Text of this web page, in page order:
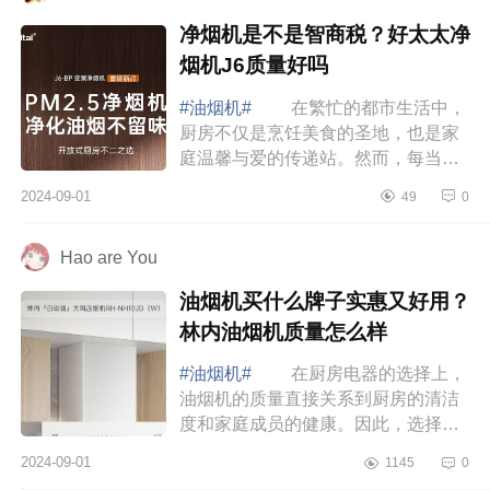
净烟机是不是智商税？好太太净
烟机J6质量好吗
#油烟机#
在繁忙的都市生活中，
厨房不仅是烹饪美食的圣地，也是家
庭温馨与爱的传递站。然而，每当佳
难以忽视的油烟。下面小编为大家介
2024-09-01 49 0
Hao are You
油烟机买什么牌子实惠又好用？
林内油烟机质量怎么样
#油烟机#
在厨房电器的选择上，
油烟机的质量直接关系到厨房的清洁
度和家庭成员的健康。因此，选择一
重要。下面小编为大家介绍下油烟机
2024-09-01 1145 0